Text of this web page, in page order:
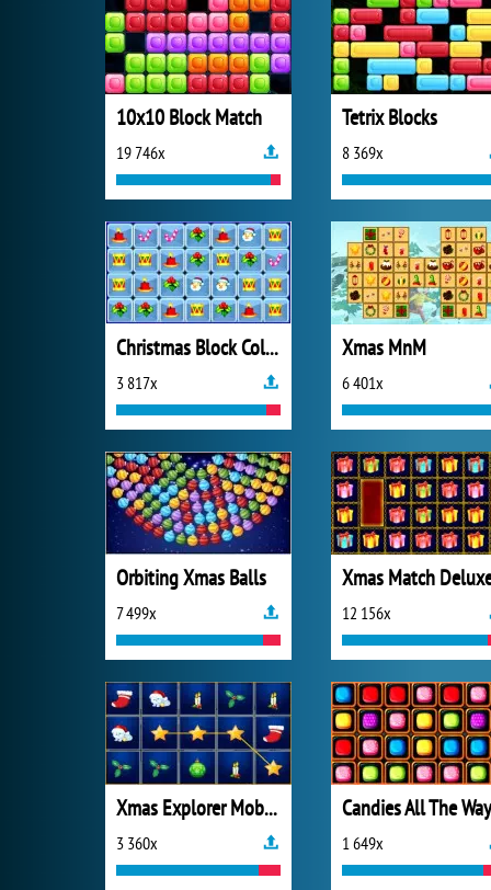
10x10 Block Match
19 746x
Tetrix Blocks
8 369x
Christmas Block Collapse
3 817x
Xmas MnM
6 401x
Orbiting Xmas Balls
7 499x
Xmas Match
12 156x
Xmas Explorer Mobile
3 360x
Candies All The Way
1 649x